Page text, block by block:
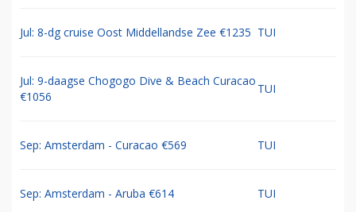
Jul: 8-dg cruise Oost Middellandse Zee €1235 TUI
Jul: 9-daagse Chogogo Dive & Beach Curacao
€1056
TUI
Sep: Amsterdam - Curacao €569 TUI
Sep: Amsterdam - Aruba €614 TUI